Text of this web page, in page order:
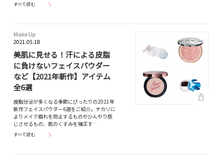
すべて読む
Make Up
2021.05.18
美肌に見せる！汗による皮脂
に負けないフェイスパウダー
など【2021年新作】アイテム
全6選
皮脂分泌が多くなる季節にぴったりの2021年
新作フェイスパウダー6選をご紹介。テカリに
よりメイク崩れを防止するものやひんやり感
じさせるもの、肌のくすみを補正す…
すべて読む